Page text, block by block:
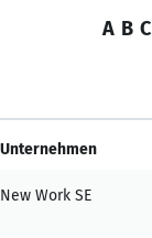
A B C
Unternehmen
New Work SE